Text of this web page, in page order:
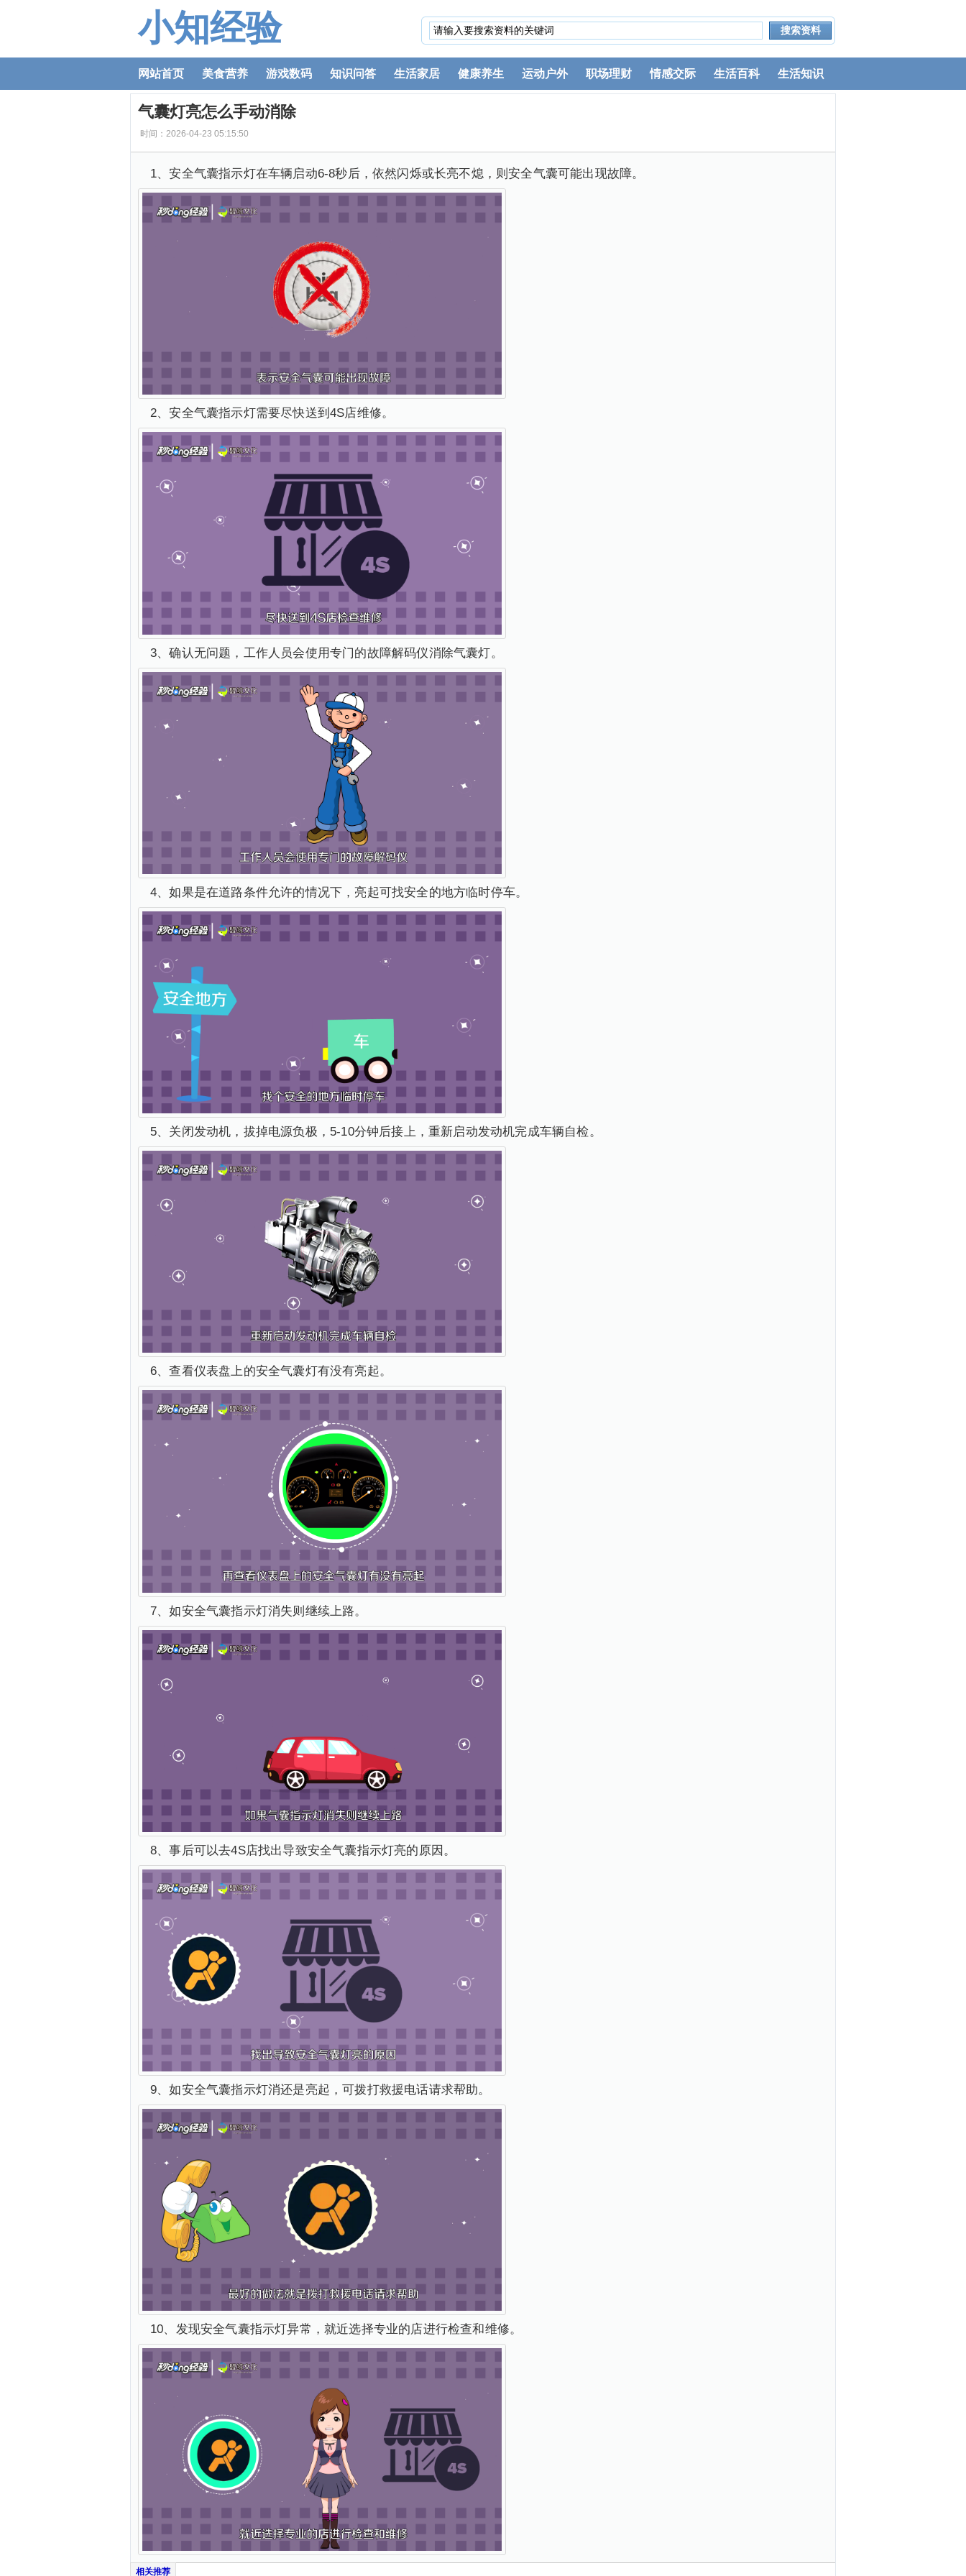
小知经验
网站首页 美食营养 游戏数码 知识问答 生活家居 健康养生 运动户外 职场理财 情感交际 生活百科 生活知识
气囊灯亮怎么手动消除
时间：2026-04-23 05:15:50
1、安全气囊指示灯在车辆启动6-8秒后，依然闪烁或长亮不熄，则安全气囊可能出现故障。
2、安全气囊指示灯需要尽快送到4S店维修。
3、确认无问题，工作人员会使用专门的故障解码仪消除气囊灯。
4、如果是在道路条件允许的情况下，亮起可找安全的地方临时停车。
5、关闭发动机，拔掉电源负极，5-10分钟后接上，重新启动发动机完成车辆自检。
6、查看仪表盘上的安全气囊灯有没有亮起。
7、如安全气囊指示灯消失则继续上路。
8、事后可以去4S店找出导致安全气囊指示灯亮的原因。
9、如安全气囊指示灯消还是亮起，可拨打救援电话请求帮助。
10、发现安全气囊指示灯异常，就近选择专业的店进行检查和维修。